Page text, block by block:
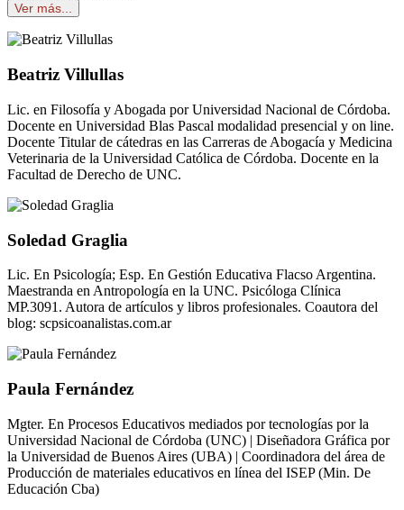
Ver más...
Beatriz Villullas
Lic. en Filosofía y Abogada por Universidad Nacional de Córdoba.
Docente en Universidad Blas Pascal modalidad presencial y on line.
Docente Titular de cátedras en las Carreras de Abogacía y Medicina
Veterinaria de la Universidad Católica de Córdoba. Docente en la
Facultad de Derecho de UNC.
Soledad Graglia
Lic. En Psicología; Esp. En Gestión Educativa Flacso Argentina.
Maestranda en Antropología en la UNC. Psicóloga Clínica
MP.3091. Autora de artículos y libros profesionales. Coautora del
blog: scpsicoanalistas.com.ar
Paula Fernández
Mgter. En Procesos Educativos mediados por tecnologías por la
Universidad Nacional de Córdoba (UNC) | Diseñadora Gráfica por
la Universidad de Buenos Aires (UBA) | Coordinadora del área de
Producción de materiales educativos en línea del ISEP (Min. De
Educación Cba)